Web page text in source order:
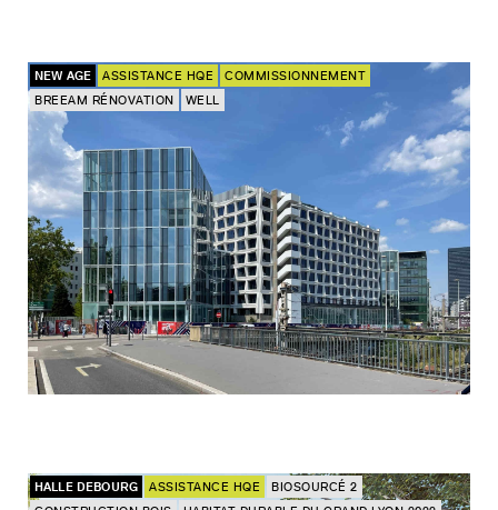
NEW AGE ASSISTANCE HQE
COMMISSIONNEMENT
BREEAM RÉNOVATION
WELL
HALLE DEBOURG ASSISTANCE HQE
BIOSOURCÉ 2